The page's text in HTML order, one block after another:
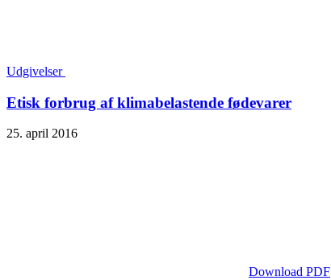
Udgivelser
Etisk forbrug af klimabelastende fødevarer
25. april 2016
Download PDF